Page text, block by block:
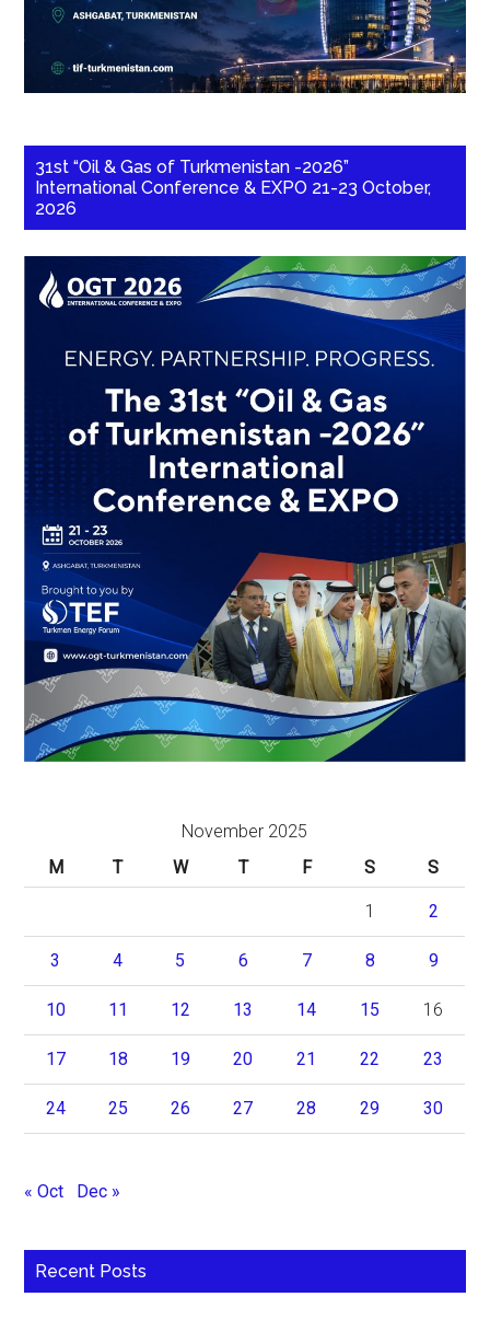
31st “Oil & Gas of Turkmenistan -2026”
International Conference & EXPO 21-23 October,
2026
November 2025
M
T W T F S S
1 2
3 4 5 6 7 8 9
10 11 12 13 14 15 16
17 18 19 20 21 22 23
24 25 26 27 28 29 30
« Oct Dec »
Recent Posts